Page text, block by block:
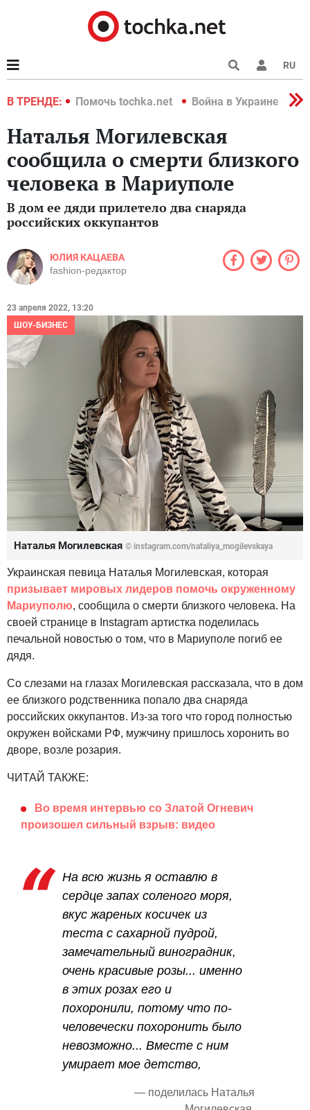
RU
В ТРЕНДЕ:
2022 Помочь tochka.net Война в Украине 2022
Наталья Могилевская
сообщила о смерти близкого
человека в Мариуполе
В дом ее дяди прилетело два снаряда
российских оккупантов
ЮЛИЯ КАЦАЕВА
fashion-редактор
23 апреля 2022, 13:20
ШОУ-БИЗНЕС
Наталья Могилевская © instagram.com/nataliya_mogilevskaya
Украинская певица Наталья Могилевская, которая
призывает мировых лидеров помочь окруженному
Мариуполю, сообщила о смерти близкого человека. На
своей странице в Instagram артистка поделилась
печальной новостью о том, что в Мариуполе погиб ее
дядя.
Со слезами на глазах Могилевская рассказала, что в дом
ее близкого родственника попало два снаряда
российских оккупантов. Из-за того что город полностью
окружен войсками РФ, мужчину пришлось хоронить во
дворе, возле розария.
ЧИТАЙ ТАКЖЕ:
Во время интервью со Златой Огневич
произошел сильный взрыв: видео
На всю жизнь я оставлю в
сердце запах соленого моря,
вкус жареных косичек из
теста с сахарной пудрой,
замечательный виноградник,
очень красивые розы... именно
в этих розах его и
похоронили, потому что по-
человечески похоронить было
невозможно... Вместе с ним
умирает мое детство,
— поделилась Наталья